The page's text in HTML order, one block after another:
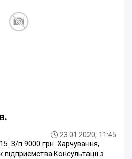
23.01.2020, 11:45
З/п 9000 грн. Харчування,
з